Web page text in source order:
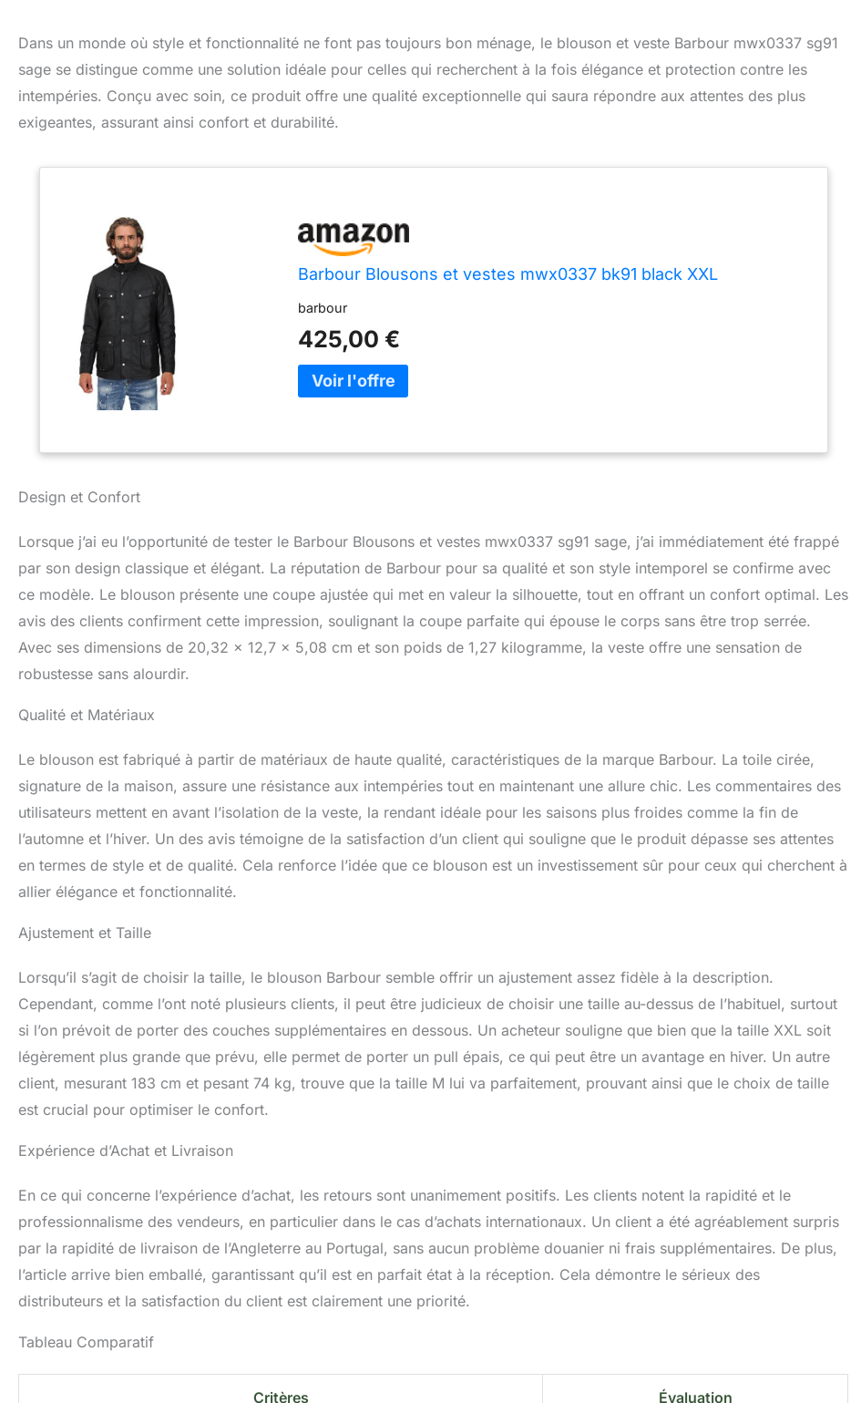
Dans un monde où style et fonctionnalité ne font pas toujours bon ménage, le blouson et veste Barbour mwx0337 sg91
sage se distingue comme une solution idéale pour celles qui recherchent à la fois élégance et protection contre les
intempéries. Conçu avec soin, ce produit offre une qualité exceptionnelle qui saura répondre aux attentes des plus
exigeantes, assurant ainsi confort et durabilité.
Barbour Blousons et vestes mwx0337 bk91 black XXL
barbour
425,00 €
Design et Confort
Lorsque j’ai eu l’opportunité de tester le Barbour Blousons et vestes mwx0337 sg91 sage, j’ai immédiatement été frappé
par son design classique et élégant. La réputation de Barbour pour sa qualité et son style intemporel se confirme avec
ce modèle. Le blouson présente une coupe ajustée qui met en valeur la silhouette, tout en offrant un confort optimal. Les
avis des clients confirment cette impression, soulignant la coupe parfaite qui épouse le corps sans être trop serrée.
Avec ses dimensions de 20,32 x 12,7 x 5,08 cm et son poids de 1,27 kilogramme, la veste offre une sensation de
robustesse sans alourdir.
Qualité et Matériaux
Le blouson est fabriqué à partir de matériaux de haute qualité, caractéristiques de la marque Barbour. La toile cirée,
signature de la maison, assure une résistance aux intempéries tout en maintenant une allure chic. Les commentaires des
utilisateurs mettent en avant l’isolation de la veste, la rendant idéale pour les saisons plus froides comme la fin de
l’automne et l’hiver. Un des avis témoigne de la satisfaction d’un client qui souligne que le produit dépasse ses attentes
en termes de style et de qualité. Cela renforce l’idée que ce blouson est un investissement sûr pour ceux qui cherchent à
allier élégance et fonctionnalité.
Ajustement et Taille
Lorsqu’il s’agit de choisir la taille, le blouson Barbour semble offrir un ajustement assez fidèle à la description.
Cependant, comme l’ont noté plusieurs clients, il peut être judicieux de choisir une taille au-dessus de l’habituel, surtout
si l’on prévoit de porter des couches supplémentaires en dessous. Un acheteur souligne que bien que la taille XXL soit
légèrement plus grande que prévu, elle permet de porter un pull épais, ce qui peut être un avantage en hiver. Un autre
client, mesurant 183 cm et pesant 74 kg, trouve que la taille M lui va parfaitement, prouvant ainsi que le choix de taille
est crucial pour optimiser le confort.
Expérience d’Achat et Livraison
En ce qui concerne l’expérience d’achat, les retours sont unanimement positifs. Les clients notent la rapidité et le
professionnalisme des vendeurs, en particulier dans le cas d’achats internationaux. Un client a été agréablement surpris
par la rapidité de livraison de l’Angleterre au Portugal, sans aucun problème douanier ni frais supplémentaires. De plus,
l’article arrive bien emballé, garantissant qu’il est en parfait état à la réception. Cela démontre le sérieux des
distributeurs et la satisfaction du client est clairement une priorité.
Tableau Comparatif
Critères Évaluation